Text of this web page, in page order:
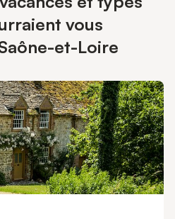
vous
et-Loire